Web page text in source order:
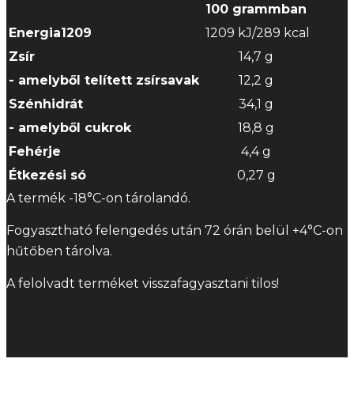
100 grammban
Energia1209
1209 kJ/289 kcal
Zsír
14,7 g
- amelyből telített zsírsavak
12,2 g
Szénhidrát
34,1 g
- amelyből cukrok
18,8 g
Fehérje
4,4 g
Étkezési só
0,27 g
A termék -18°C-on tárolandó.
Fogyasztható felengedés után 72 órán belül +4°C-on
hűtőben tárolva.
A felolvadt terméket visszafagyasztani tilos!